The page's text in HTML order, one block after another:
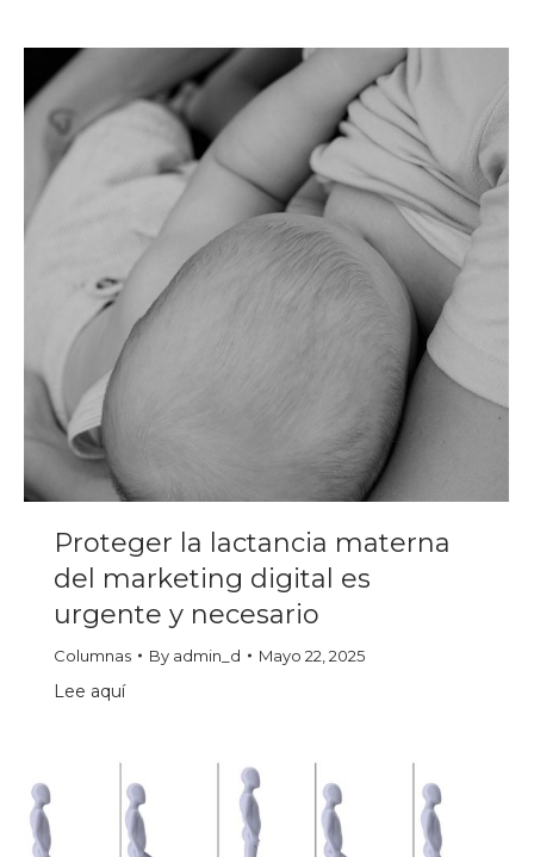
Proteger la lactancia materna
del marketing digital es
urgente y necesario
Columnas By admin_d Mayo 22, 2025
Lee aquí